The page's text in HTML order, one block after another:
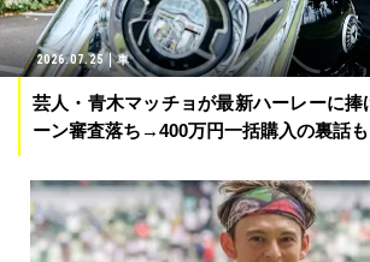
2026.07.25 車
芸人・青木マッチョが最新ハーレーに捧
ーン審査落ち→400万円一括購入の裏話も